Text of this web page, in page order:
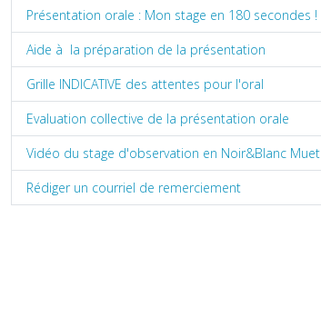
Présentation orale : Mon stage en 180 secondes !
Aide à la préparation de la présentation
Grille INDICATIVE des attentes pour l'oral
Evaluation collective de la présentation orale
Vidéo du stage d'observation en Noir&Blanc Muet
Rédiger un courriel de remerciement